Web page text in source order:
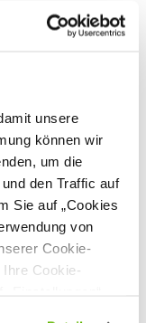
unsere
können wir
um die
den Traffic auf
Sie auf „Cookies
von
Cookie-
Cookie-
der Standfuß
Arbeitsbreite von
geeignet.
Kleinteile.
für Innen